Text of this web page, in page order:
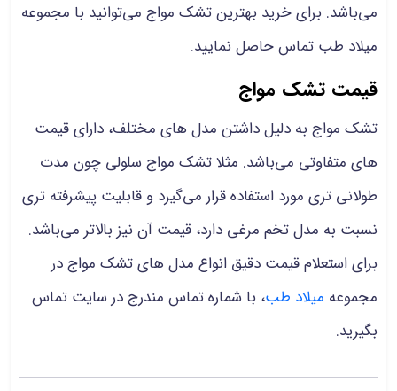
می‌باشد. برای خرید بهترین تشک مواج می‌توانید با مجموعه
میلاد طب تماس حاصل نمایید.
قیمت تشک مواج
تشک مواج به دلیل داشتن مدل های مختلف، دارای قیمت
های متفاوتی می‌باشد. مثلا تشک مواج سلولی چون مدت
طولانی تری مورد استفاده قرار می‌گیرد و قابلیت پیشرفته تری
نسبت به مدل تخم مرغی دارد، قیمت آن نیز بالاتر می‌باشد.
برای استعلام قیمت دقیق انواع مدل های تشک مواج در
مجموعه میلاد طب، با شماره تماس مندرج در سایت تماس
بگیرید.